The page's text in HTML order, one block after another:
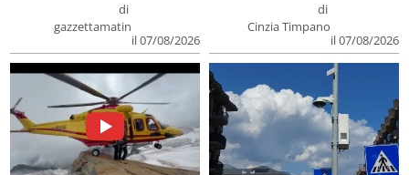
di
gazzettamatin
il 07/08/2026
di
Cinzia Timpano
il 07/08/2026